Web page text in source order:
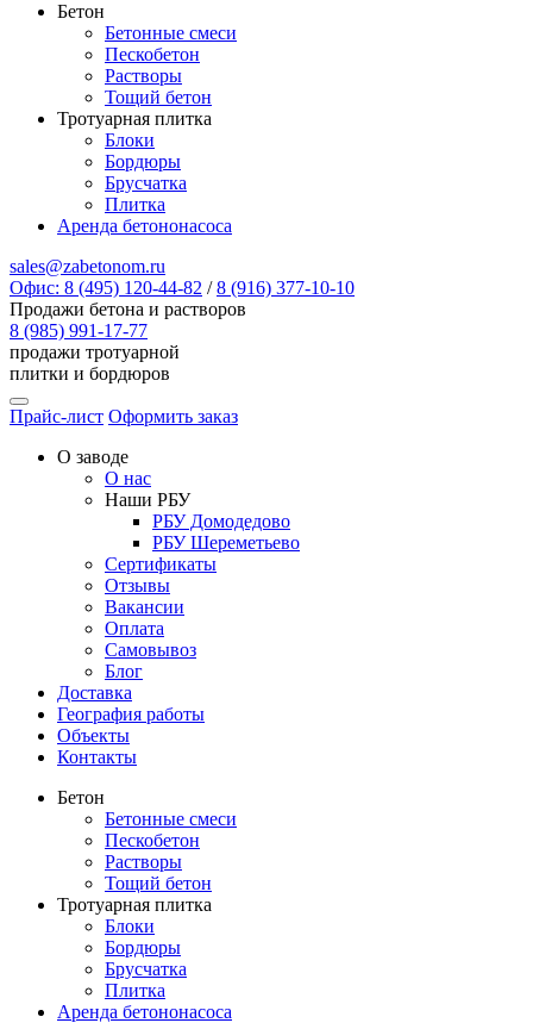
Бетон
Бетонные смеси
Пескобетон
Растворы
Тощий бетон
Тротуарная плитка
Блоки
Бордюры
Брусчатка
Плитка
Аренда бетононасоса
sales@zabetonom.ru
Офис: 8 (495) 120-44-82 / 8 (916) 377-10-10
Продажи бетона и растворов
8 (985) 991-17-77
продажи тротуарной
плитки и бордюров
Прайс-лист Оформить заказ
О заводе
О нас
Наши РБУ
РБУ Домодедово
РБУ Шереметьево
Сертификаты
Отзывы
Вакансии
Оплата
Самовывоз
Блог
Доставка
География работы
Объекты
Контакты
Бетон
Бетонные смеси
Пескобетон
Растворы
Тощий бетон
Тротуарная плитка
Блоки
Бордюры
Брусчатка
Плитка
Аренда бетононасоса